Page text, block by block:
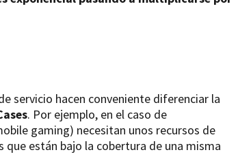
servicio hacen conveniente diferenciar la
. Por ejemplo, en el caso de
gaming) necesitan unos recursos de
están bajo la cobertura de una misma